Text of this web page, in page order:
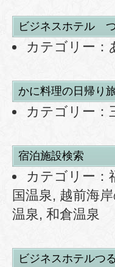
ビジネスホテル
カテゴリー：
かに料理の日帰り
カテゴリー：
宿泊施設検索
カテゴリー：
国温泉, 越前海
温泉, 和倉温泉
ビジネスホテルつ